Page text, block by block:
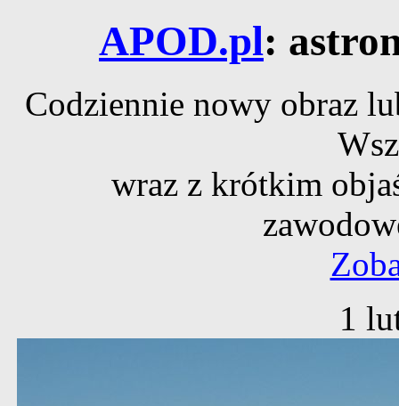
APOD.pl:
Codziennie nowy obraz
wraz z krótkim
1